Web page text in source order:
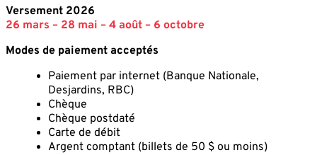
Versement 2026
26 mars – 28 mai – 4 août – 6 octobre
Modes de paiement acceptés
Paiement par internet (Banque Nationale,
Desjardins, RBC)
Chèque
Chèque postdaté
Carte de débit
Argent comptant (billets de 50 $ ou moins)